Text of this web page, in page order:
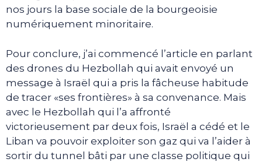
nos jours la base sociale de la bourgeoisie
numériquement minoritaire.
Pour conclure, j’ai commencé l’article en parlant
des drones du Hezbollah qui avait envoyé un
message à Israël qui a pris la fâcheuse habitude
de tracer «ses frontières» à sa convenance. Mais
avec le Hezbollah qui l’a affronté
victorieusement par deux fois, Israël a cédé et le
Liban va pouvoir exploiter son gaz qui va l’aider à
sortir du tunnel bâti par une classe politique qui